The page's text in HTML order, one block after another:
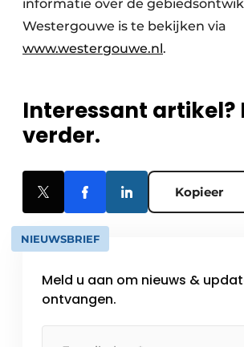
informatie over de
Westergouwe is te bekijken via
www.westergouwe.nl.
Interessant artikel?
verder.
Kopieer
NIEUWSBRIEF
Meld u aan om nieuws &
ontvangen.